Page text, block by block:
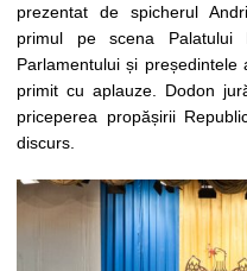
prezentat de spicherul
primul pe scena Palatului
Parlamentului și
primit cu aplauze. Dodon
priceperea propășirii
discurs.